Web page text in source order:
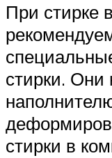
При стирке
стирки. Они
стирки в